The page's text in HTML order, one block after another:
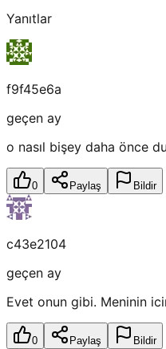
Yanıtlar
f9f45e6a
geçen ay
o nasıl bişey daha önce
0 Paylaş Bildir
c43e2104
geçen ay
Evet onun gibi. Meninin
0 Paylaş Bildir